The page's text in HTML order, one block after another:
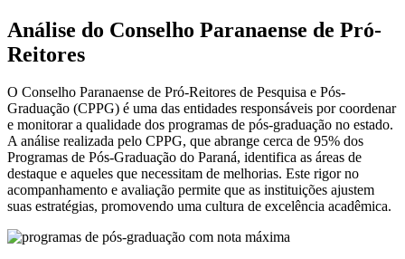
Análise do Conselho Paranaense de Pró-
Reitores
O Conselho Paranaense de Pró-Reitores de Pesquisa e Pós-
Graduação (CPPG) é uma das entidades responsáveis por coordenar
e monitorar a qualidade dos programas de pós-graduação no estado.
A análise realizada pelo CPPG, que abrange cerca de 95% dos
Programas de Pós-Graduação do Paraná, identifica as áreas de
destaque e aqueles que necessitam de melhorias. Este rigor no
acompanhamento e avaliação permite que as instituições ajustem
suas estratégias, promovendo uma cultura de excelência acadêmica.